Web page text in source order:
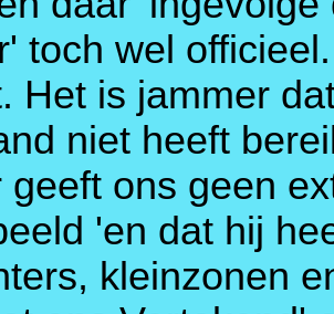
toch wel
Het is jammer
niet heeft
geeft ons geen
'en dat hij
kleinzonen